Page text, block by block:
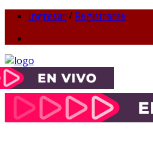
Ingresar/ Registrarse